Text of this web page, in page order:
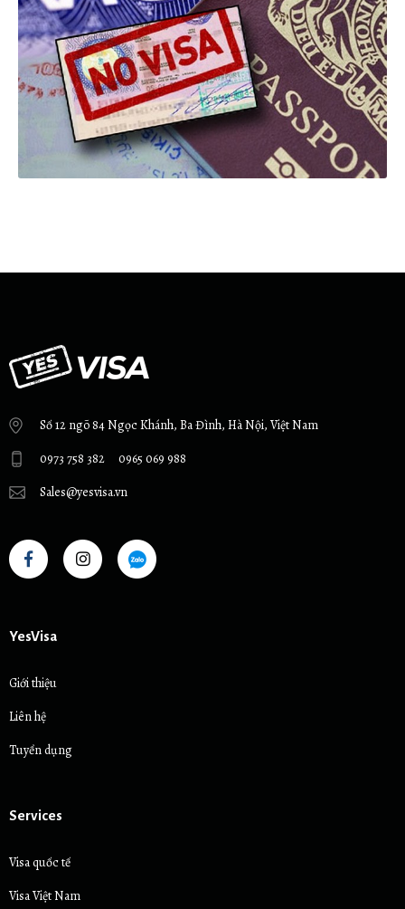
Số 12 ngõ 84 Ngọc Khánh, Ba Đình, Hà Nội, Việt Nam
0973 758 382
0965 069 988
Sales@yesvisa.vn
YesVisa
Giới thiệu
Liên hệ
Tuyển dụng
Services
Visa quốc tế
Visa Việt Nam